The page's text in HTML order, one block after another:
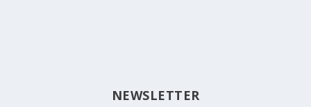
NEWSLETTER